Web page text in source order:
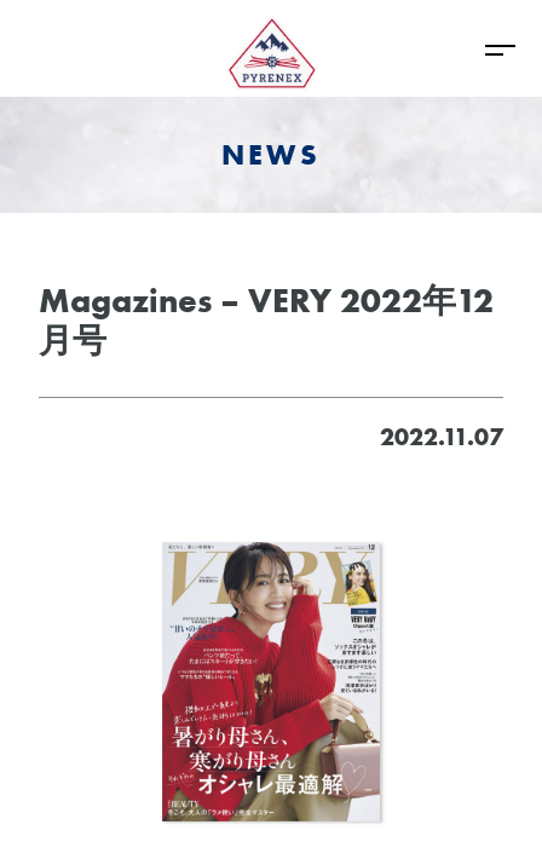
NEWS
Magazines – VERY 2022年12
月号
2022.11.07